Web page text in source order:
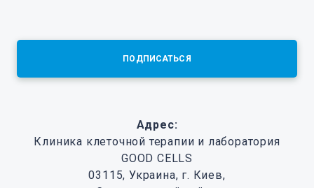
ПОДПИСАТЬСЯ
Адрес:
Клиника клеточной терапии и лаборатория
GOOD CELLS
03115, Украина, г. Киев,